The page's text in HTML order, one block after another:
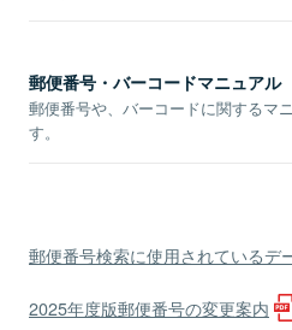
郵便番号・バーコードマニュアル
郵便番号や、バーコードに関するマ
す。
郵便番号検索に使用されているデ
2025年度版郵便番号の変更案内